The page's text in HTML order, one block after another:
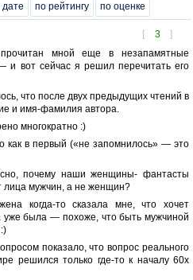
дате по рейтингу по оценке
[ 3 ]
мной еще в незапамятные
и вот сейчас я решил перечитать его
что после двух предыдущих чтений в
и имя-фамилия автора.
многократно :)
как в первый («не запомнилось» — это
почему наши женщины- фантасты
лица мужчин, а не женщин?
когда-то сказала мне, что хочет
уже была — похоже, что быть мужчиной
показало, что вопрос реального
решился только где-то к началу 60х